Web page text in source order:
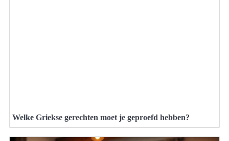
Welke Griekse gerechten moet je geproefd hebben?